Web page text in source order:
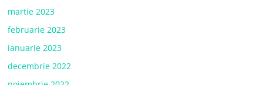
martie 2023
februarie 2023
ianuarie 2023
decembrie 2022